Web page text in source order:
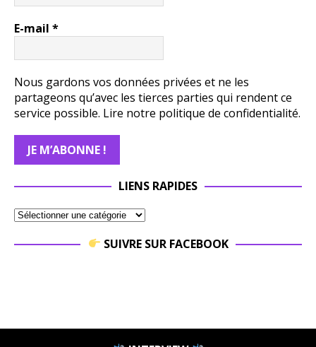
E-mail *
Nous gardons vos données privées et ne les
partageons qu’avec les tierces parties qui rendent ce
service possible. Lire notre politique de confidentialité.
LIENS RAPIDES
SUIVRE SUR FACEBOOK